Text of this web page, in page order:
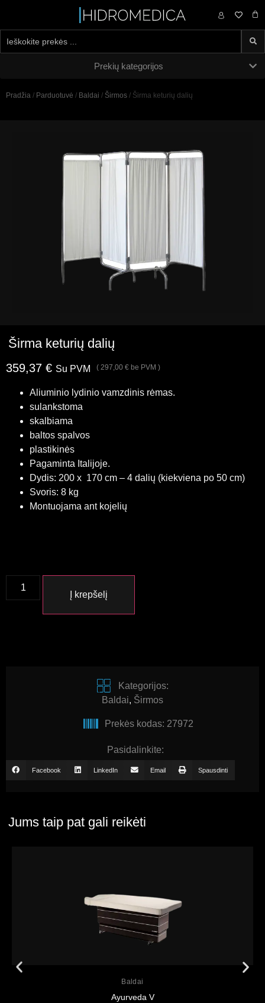
0,00 €
Prekių kategorijos
Pradžia / Parduotuvė / Baldai / Širmos / Širma keturių dalių
Širma keturių dalių
359,37 € Su PVM ( 297,00 € be PVM )
Aliuminio lydinio vamzdinis rėmas.
sulankstoma
skalbiama
baltos spalvos
plastikinės
Pagaminta Italijoje.
Dydis: 200 x 170 cm – 4 dalių (kiekviena po 50 cm)
Svoris: 8 kg
Montuojama ant kojelių
Į krepšelį
Kategorijos:
Baldai, Širmos
Prekės kodas: 27972
Pasidalinkite:
Facebook LinkedIn Email Spausdinti
Jums taip pat gali reikėti
Baldai
Ayurveda V